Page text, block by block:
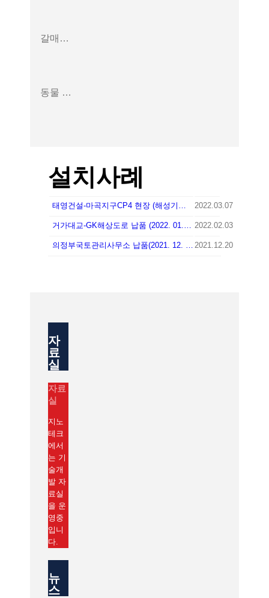
갈매기 표지판 끼루기
동물 퇴치기
설치사례
태영건설-마곡지구CP4 현장 (해성기공) 2022. 2. 22 납품 2022.03.07
거가대교-GK해상도로 납품 (2022. 01. 26) 2022.02.03
의정부국토관리사무소 납품(2021. 12. 16) 2021.12.20
자
료
실
자료
실
지노
테크
에서
는 기
술개
발 자
료실
을 운
영중
입니
다.
뉴
스